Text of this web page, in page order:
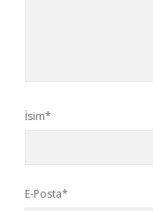
İsim*
E-Posta*